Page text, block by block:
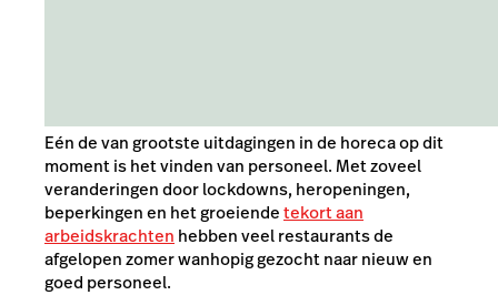
Eén de van grootste uitdagingen in de horeca op dit
moment is het vinden van personeel. Met zoveel
veranderingen door lockdowns, heropeningen,
beperkingen en het groeiendetekort aan
arbeidskrachten hebben veel restaurants de
afgelopen zomer wanhopig gezocht naar nieuw en
goed personeel.